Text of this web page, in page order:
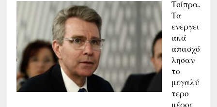
Τσίπρα.
Τα
ενεργει
ακά
απασχό
λησαν
το
μεγαλύ
τερο
μέρος